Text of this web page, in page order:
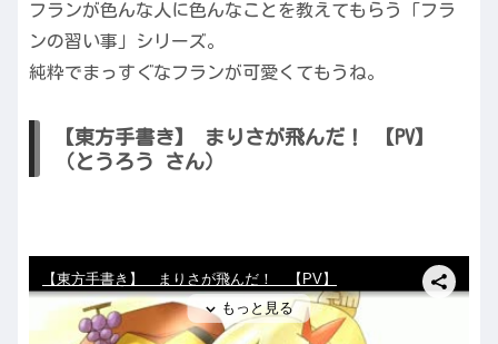
フランが色んな人に色んなことを教えてもらう「フラ
ンの習い事」シリーズ。
純粋でまっすぐなフランが可愛くてもうね。
【東方手書き】 まりさが飛んだ！ 【PV】
（とうろう さん）